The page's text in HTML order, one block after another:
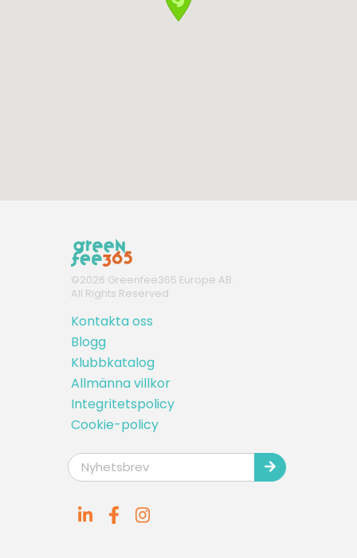
©2026 Greenfee365 Europe AB.
All Rights Reserved
Kontakta oss
Blogg
Klubbkatalog
Allmänna villkor
Integritetspolicy
Cookie-policy